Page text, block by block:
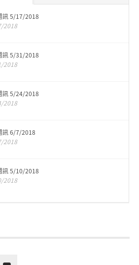
訊 5/17/2018
2018
訊 5/31/2018
2018
訊 5/24/2018
2018
訊 6/7/2018
2018
訊 5/10/2018
2018